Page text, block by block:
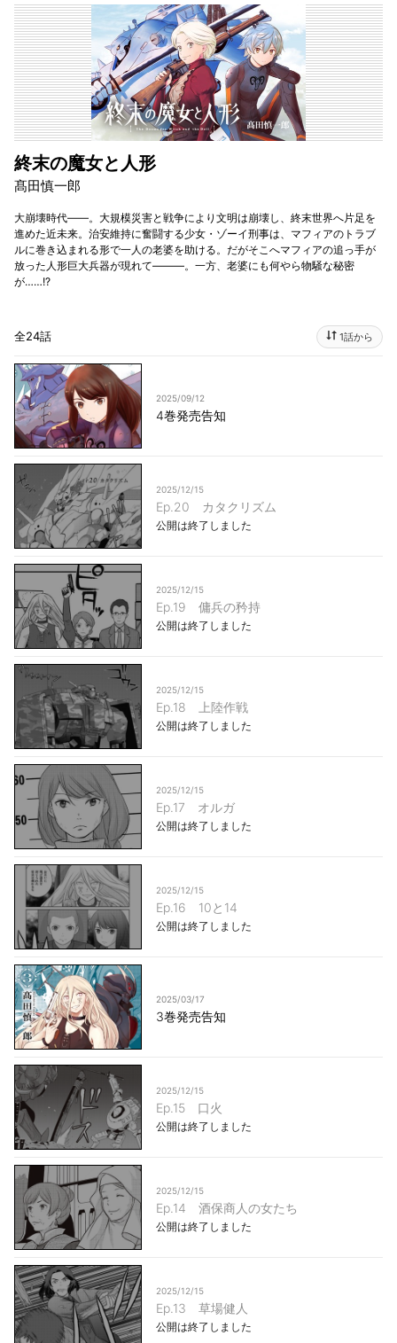
終末の魔女と人形
髙田慎一郎
大崩壊時代――。大規模災害と戦争により文明は崩壊し、終末世界へ片足を
進めた近未来。治安維持に奮闘する少女・ゾーイ刑事は、マフィアのトラブ
ルに巻き込まれる形で一人の老婆を助ける。だがそこへマフィアの追っ手が
放った人形巨大兵器が現れて―――。一方、老婆にも何やら物騒な秘密
が……!?
全24話 1話から
2025/09/12
4巻発売告知
2025/12/15
Ep.20 カタクリズム
公開は終了しました
2025/12/15
Ep.19 傭兵の矜持
公開は終了しました
2025/12/15
Ep.18 上陸作戦
公開は終了しました
2025/12/15
Ep.17 オルガ
公開は終了しました
2025/12/15
Ep.16 10と14
公開は終了しました
2025/03/17
3巻発売告知
2025/12/15
Ep.15 口火
公開は終了しました
2025/12/15
Ep.14 酒保商人の女たち
公開は終了しました
2025/12/15
Ep.13 草場健人
公開は終了しました